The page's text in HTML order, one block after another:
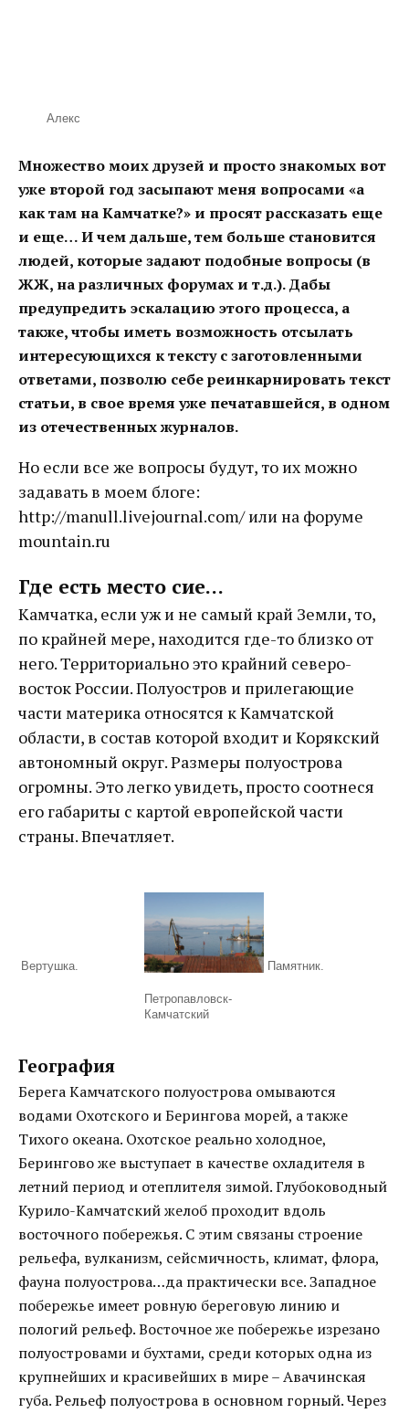
Алекс
Множество моих друзей и просто знакомых вот
уже второй год засыпают меня вопросами «а
как там на Камчатке?» и просят рассказать еще
и еще… И чем дальше, тем больше становится
людей, которые задают подобные вопросы (в
ЖЖ, на различных форумах и т.д.). Дабы
предупредить эскалацию этого процесса, а
также, чтобы иметь возможность отсылать
интересующихся к тексту с заготовленными
ответами, позволю себе реинкарнировать текст
статьи, в свое время уже печатавшейся, в одном
из отечественных журналов.
Но если все же вопросы будут, то их можно
задавать в моем блоге:
http://manull.livejournal.com/ или на форуме
mountain.ru
Где есть место сие…
Камчатка, если уж и не самый край Земли, то,
по крайней мере, находится где-то близко от
него. Территориально это крайний северо-
восток России. Полуостров и прилегающие
части материка относятся к Камчатской
области, в состав которой входит и Корякский
автономный округ. Размеры полуострова
огромны. Это легко увидеть, просто соотнеся
его габариты с картой европейской части
страны. Впечатляет.
Вертушка.
Петропавловск-
Камчатский
Памятник.
География
Берега Камчатского полуострова омываются
водами Охотского и Берингова морей, а также
Тихого океана. Охотское реально холодное,
Берингово же выступает в качестве охладителя в
летний период и отеплителя зимой. Глубоководный
Курило-Камчатский желоб проходит вдоль
восточного побережья. С этим связаны строение
рельефа, вулканизм, сейсмичность, климат, флора,
фауна полуострова…да практически все. Западное
побережье имеет ровную береговую линию и
пологий рельеф. Восточное же побережье изрезано
полуостровами и бухтами, среди которых одна из
крупнейших и красивейших в мире – Авачинская
губа. Рельеф полуострова в основном горный. Через